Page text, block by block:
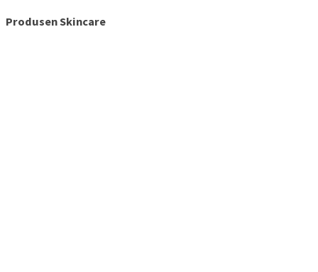
Produsen Skincare